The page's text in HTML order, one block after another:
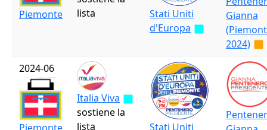
Piemonte
lista
Stati Uniti
d'Europa
Gianna
2024)
2024-06
Italia Viva
sostiene la
lista
Stati Uniti